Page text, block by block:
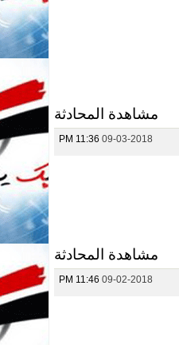
مشاهدة المحادثة
09-03-2018
11:36 PM
مشاهدة المحادثة
09-02-2018
11:46 PM